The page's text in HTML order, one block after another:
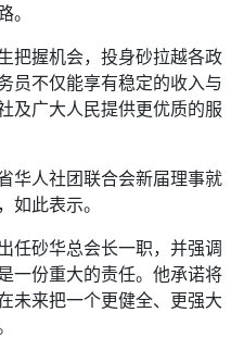
把握机会，投身砂拉越各政
员不仅能享有稳定的收入与
及广大人民提供更优质的服
华人社团联合会新届理事就
如此表示。
任砂华总会长一职，并强调
一份重大的责任。他承诺将
未来把一个更健全、更强大